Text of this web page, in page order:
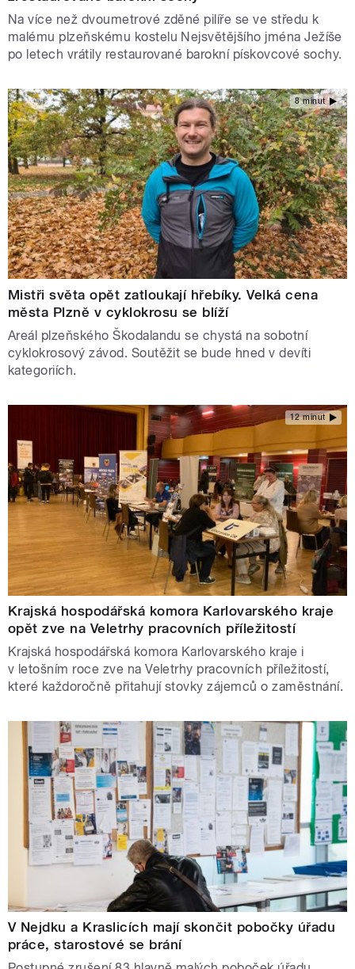
Na více než dvoumetrové zděné pilíře se ve středu k
malému plzeňskému kostelu Nejsvětějšího jména Ježíše
po letech vrátily restaurované barokní pískovcové sochy.
8 minut
Mistři světa opět zatloukají hřebíky. Velká cena
města Plzně v cyklokrosu se blíží
Areál plzeňského Škodalandu se chystá na sobotní
cyklokrosový závod. Soutěžit se bude hned v devíti
kategoriích.
12 minut
Krajská hospodářská komora Karlovarského kraje
opět zve na Veletrhy pracovních příležitostí
Krajská hospodářská komora Karlovarského kraje i
v letošním roce zve na Veletrhy pracovních příležitostí,
které každoročně přitahují stovky zájemců o zaměstnání.
V Nejdku a Kraslicích mají skončit pobočky úřadu
práce, starostové se brání